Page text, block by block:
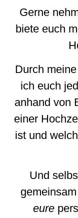
Gerne
biete euch
Durch
ich euch
anhand von
einer
ist und
Und
gemeinsam
eure